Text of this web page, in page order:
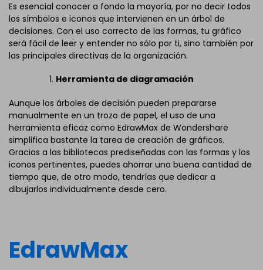
Es esencial conocer a fondo la mayoría, por no decir todos
los símbolos e iconos que intervienen en un árbol de
decisiones. Con el uso correcto de las formas, tu gráfico
será fácil de leer y entender no sólo por ti, sino también por
las principales directivas de la organización.
Herramienta de diagramación
Aunque los árboles de decisión pueden prepararse
manualmente en un trozo de papel, el uso de una
herramienta eficaz como EdrawMax de Wondershare
simplifica bastante la tarea de creación de gráficos.
Gracias a las bibliotecas prediseñadas con las formas y los
iconos pertinentes, puedes ahorrar una buena cantidad de
tiempo que, de otro modo, tendrías que dedicar a
dibujarlos individualmente desde cero.
EdrawMax